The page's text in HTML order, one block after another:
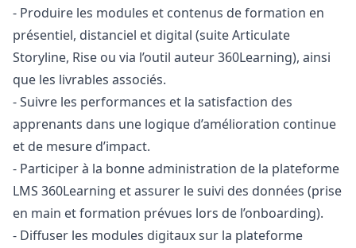
- Produire les modules et contenus de formation en
présentiel, distanciel et digital (suite Articulate
Storyline, Rise ou via l’outil auteur 360Learning), ainsi
que les livrables associés.
- Suivre les performances et la satisfaction des
apprenants dans une logique d’amélioration continue
et de mesure d’impact.
- Participer à la bonne administration de la plateforme
LMS 360Learning et assurer le suivi des données (prise
en main et formation prévues lors de l’onboarding).
- Diffuser les modules digitaux sur la plateforme